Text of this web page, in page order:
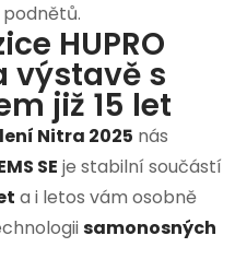
HUPRO
výstavě s
již 15 let
Nitra 2025 nás
SE je stabilní součástí
a i letos vám osobně
samonosných